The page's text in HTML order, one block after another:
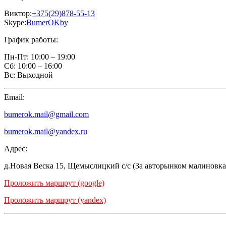
Виктор:+375(29)878-55-13
Skype:BumerOKby
График работы:
Пн-Пт: 10:00 – 19:00
Сб: 10:00 – 16:00
Вс: Выходной
Email:
bumerok.mail@gmail.com
bumerok.mail@yandex.ru
Адрес:
д.Новая Веска 15, Щемыслицкий с/с (За авторынком
Проложить маршрут (google)
Проложить маршрут (yandex)